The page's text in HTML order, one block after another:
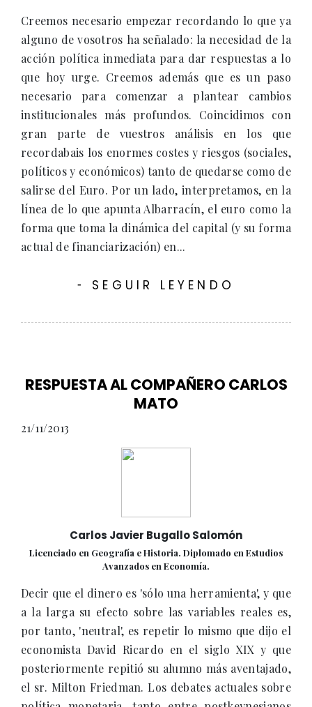
Creemos necesario empezar recordando lo que ya
alguno de vosotros ha señalado: la necesidad de la
acción política inmediata para dar respuestas a lo
que hoy urge. Creemos además que es un paso
necesario para comenzar a plantear cambios
institucionales más profundos. Coincidimos con
gran parte de vuestros análisis en los que
recordabais los enormes costes y riesgos (sociales,
políticos y económicos) tanto de quedarse como de
salirse del Euro. Por un lado, interpretamos, en la
línea de lo que apunta Albarracín, el euro como la
forma que toma la dinámica del capital (y su forma
actual de financiarización) en...
- SEGUIR LEYENDO
RESPUESTA AL COMPAÑERO CARLOS
MATO
21/11/2013
Carlos Javier Bugallo Salomón
Licenciado en Geografía e Historia. Diplomado en Estudios
Avanzados en Economía.
Decir que el dinero es 'sólo una herramienta', y que
a la larga su efecto sobre las variables reales es,
por tanto, 'neutral', es repetir lo mismo que dijo el
economista David Ricardo en el siglo XIX y que
posteriormente repitió su alumno más aventajado,
el sr. Milton Friedman. Los debates actuales sobre